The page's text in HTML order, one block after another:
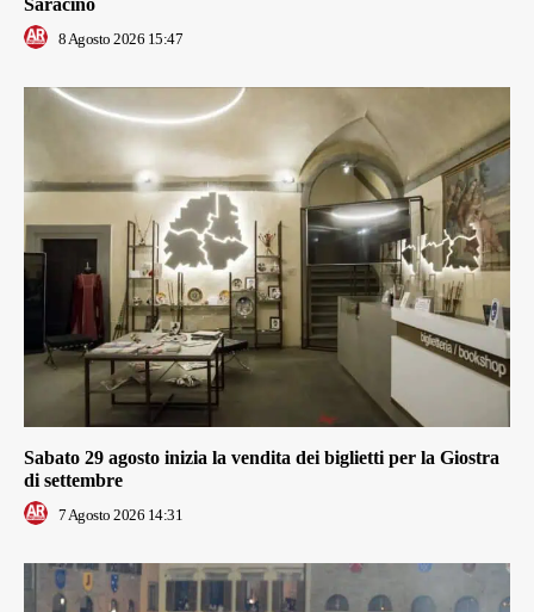
8 Agosto 2026 15:47
Sabato 29 agosto inizia la vendita dei biglietti per la Giostra
di settembre
7 Agosto 2026 14:31